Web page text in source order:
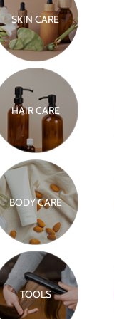
SKIN CARE
HAIR CARE
BODY CARE
TOOLS